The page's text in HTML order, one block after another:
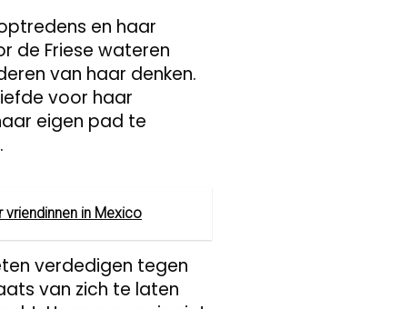
en haar
de Friese wateren
van haar denken.
voor haar
eigen pad te
in Mexico
verdedigen tegen
van zich te laten